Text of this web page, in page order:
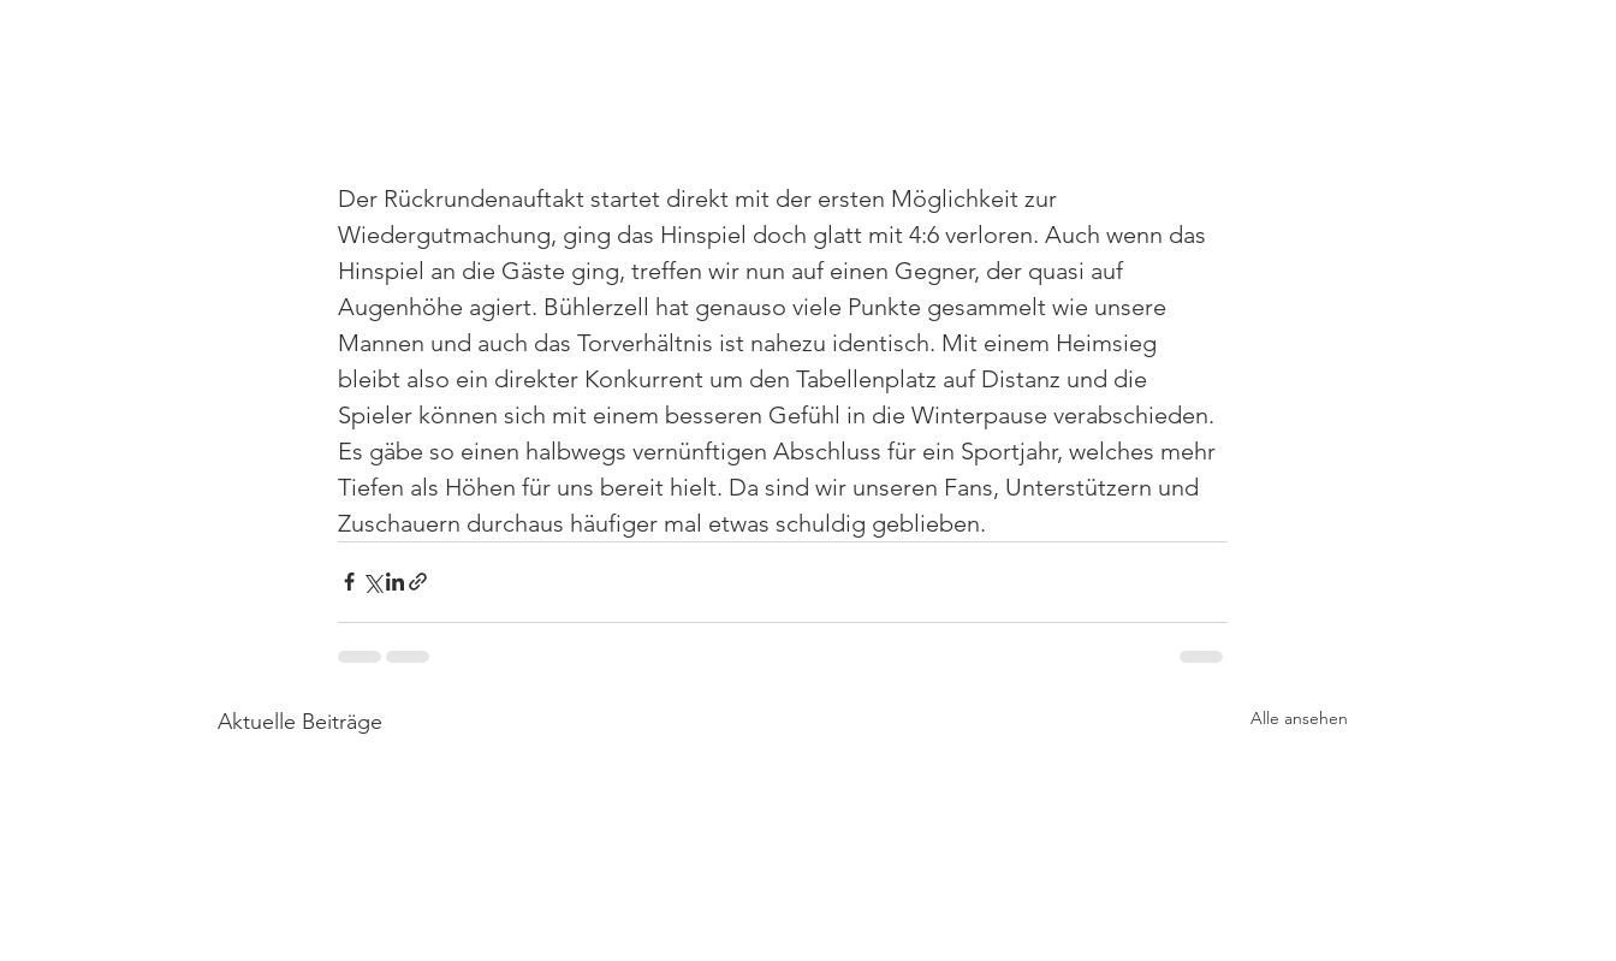
Der Rückrundenauftakt startet direkt mit der ersten Möglichkeit zur
Wiedergutmachung, ging das Hinspiel doch glatt mit 4:6 verloren. Auch wenn das
Hinspiel an die Gäste ging, treffen wir nun auf einen Gegner, der quasi auf
Augenhöhe agiert. Bühlerzell hat genauso viele Punkte gesammelt wie unsere
Mannen und auch das Torverhältnis ist nahezu identisch. Mit einem Heimsieg
bleibt also ein direkter Konkurrent um den Tabellenplatz auf Distanz und die
Spieler können sich mit einem besseren Gefühl in die Winterpause verabschieden.
Es gäbe so einen halbwegs vernünftigen Abschluss für ein Sportjahr, welches mehr
Tiefen als Höhen für uns bereit hielt. Da sind wir unseren Fans, Unterstützern und
Zuschauern durchaus häufiger mal etwas schuldig geblieben.
Aktuelle Beiträge Alle ansehen